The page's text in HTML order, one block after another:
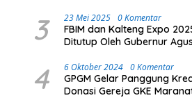
3 23 Mei 2025 0 Komentar
FBIM dan Kalteng Expo
Ditutup Oleh Gubernur
Masyarakat
4 6 Oktober 2024 0 Komentar
GPGM Gelar Panggung
Donasi Gereja GKE